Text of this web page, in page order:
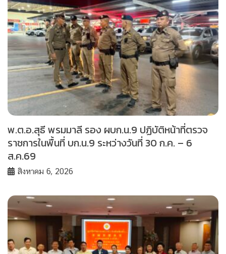
พ.ต.อ.สุธี พรมมาลี รอง ผบก.น.9 ปฏิบัติหน้าที่ตรวจ
ราชการในพื้นที่ บก.น.9 ระหว่างวันที่ 30 ก.ค. – 6
ส.ค.69
สิงหาคม 6, 2026